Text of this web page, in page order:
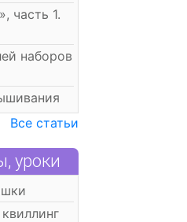
часть 1.
наборов
Все статьи
уроки